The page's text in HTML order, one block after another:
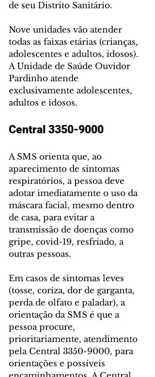
de seu Distrito Sanitário.
Nove unidades vão atender
todas as faixas etárias (crianças,
adolescentes e adultos, idosos).
A Unidade de Saúde Ouvidor
Pardinho atende
exclusivamente adolescentes,
adultos e idosos.
Central 3350-9000
A SMS orienta que, ao
aparecimento de sintomas
respiratórios, a pessoa deve
adotar imediatamente o uso da
máscara facial, mesmo dentro
de casa, para evitar a
transmissão de doenças como
gripe, covid-19, resfriado, a
outras pessoas.
Em casos de sintomas leves
(tosse, coriza, dor de garganta,
perda de olfato e paladar), a
orientação da SMS é que a
pessoa procure,
prioritariamente, atendimento
pela Central 3350-9000, para
orientações e possíveis